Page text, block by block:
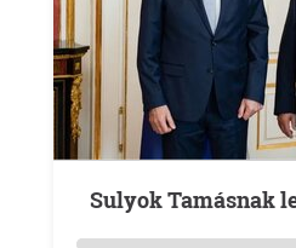
Sulyok Tamásnak